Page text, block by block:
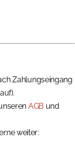
Zahlungseingang
AGB und
weiter: